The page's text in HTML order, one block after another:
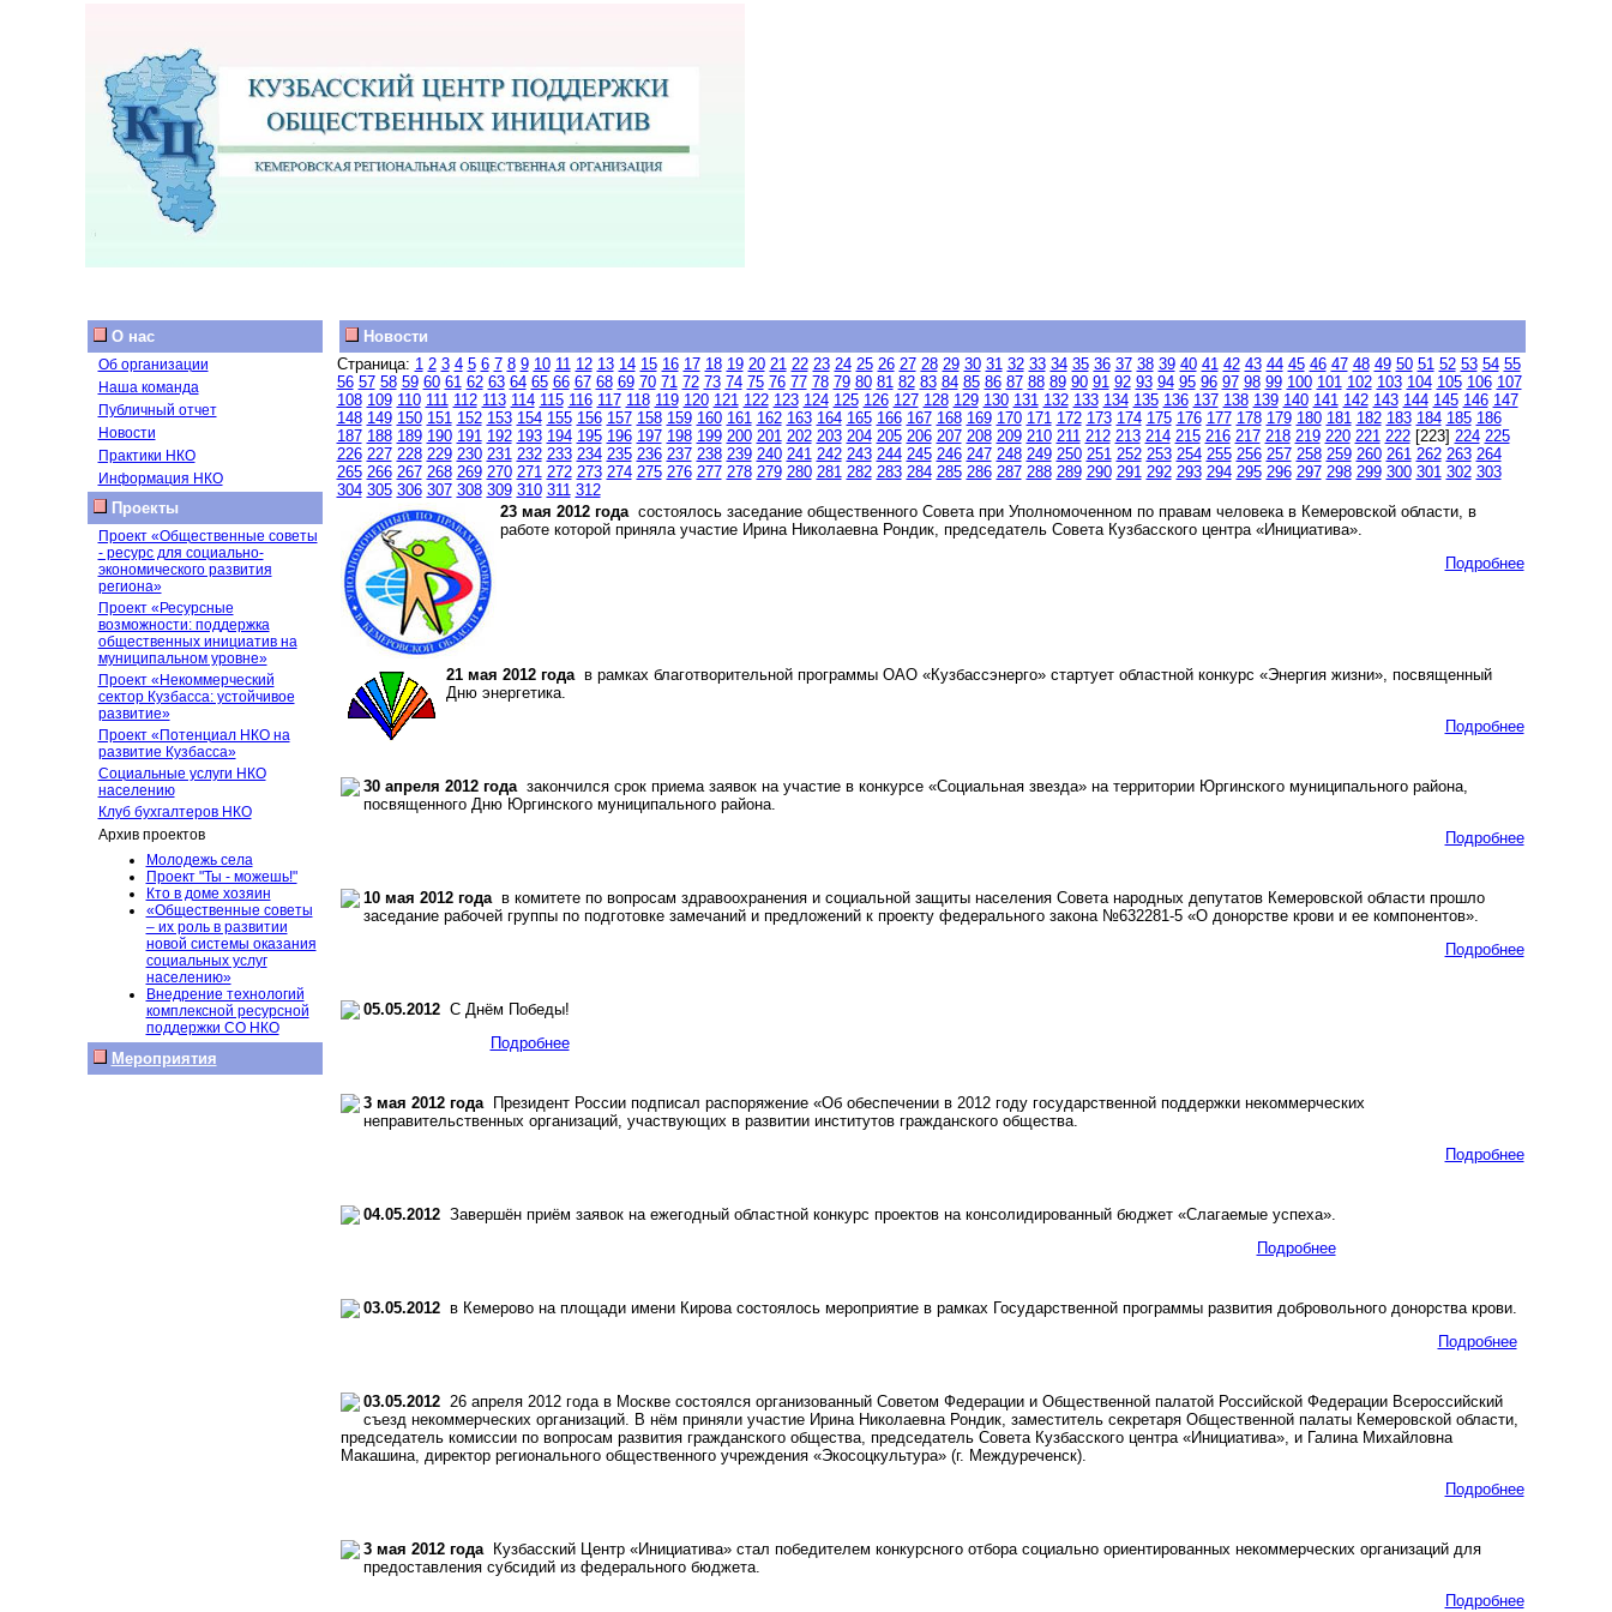
О нас
Об организации
Наша команда
Публичный отчет
Новости
Практики НКО
Информация НКО
Проекты
Проект «Общественные советы
- ресурс для социально-
экономического развития
региона»
Проект «Ресурсные
возможности: поддержка
общественных инициатив на
муниципальном уровне»
Проект «Некоммерческий
сектор Кузбасса: устойчивое
развитие»
Проект «Потенциал НКО на
развитие Кузбасса»
Социальные услуги НКО
населению
Клуб бухгалтеров НКО
Архив проектов
Молодежь села
Проект "Ты - можешь!"
Кто в доме хозяин
«Общественные советы
– их роль в развитии
новой системы оказания
социальных услуг
населению»
Внедрение технологий
комплексной ресурсной
поддержки СО НКО
Мероприятия
Новости
Страница: 1 2 3 4 5 6 7 8 9 10 11 12 13 14 15 16 17 18 19 20 21 22 23 24 25 26 27 28 29 30 31 32 33 34 35 36 37 38 39 40 41 42 43 44 45 46 47 48 49 50 51 52 53 54 55
56 57 58 59 60 61 62 63 64 65 66 67 68 69 70 71 72 73 74 75 76 77 78 79 80 81 82 83 84 85 86 87 88 89 90 91 92 93 94 95 96 97 98 99 100 101 102 103 104 105 106 107
108 109 110 111 112 113 114 115 116 117 118 119 120 121 122 123 124 125 126 127 128 129 130 131 132 133 134 135 136 137 138 139 140 141 142 143 144 145 146 147
148 149 150 151 152 153 154 155 156 157 158 159 160 161 162 163 164 165 166 167 168 169 170 171 172 173 174 175 176 177 178 179 180 181 182 183 184 185 186
187 188 189 190 191 192 193 194 195 196 197 198 199 200 201 202 203 204 205 206 207 208 209 210 211 212 213 214 215 216 217 218 219 220 221 222[223] 224 225
226 227 228 229 230 231 232 233 234 235 236 237 238 239 240 241 242 243 244 245 246 247 248 249 250 251 252 253 254 255 256 257 258 259 260 261 262 263 264
265 266 267 268 269 270 271 272 273 274 275 276 277 278 279 280 281 282 283 284 285 286 287 288 289 290 291 292 293 294 295 296 297 298 299 300 301 302 303
304 305 306 307 308 309 310 311 312
23 мая 2012 годасостоялось заседание общественного Совета при Уполномоченном по правам человека в Кемеровской области, в
работе которой приняла участие Ирина Николаевна Рондик, председатель Совета Кузбасского центра «Инициатива».
Подробнее
21 мая 2012 годав рамках благотворительной программы ОАО «Кузбассэнерго» стартует областной конкурс «Энергия жизни», посвященный
Дню энергетика.
Подробнее
30 апреля 2012 годазакончился срок приема заявок на участие в конкурсе «Социальная звезда» на территории Юргинского муниципального района,
посвященного Дню Юргинского муниципального района.
Подробнее
10 мая 2012 годав комитете по вопросам здравоохранения и социальной защиты населения Совета народных депутатов Кемеровской области прошло
заседание рабочей группы по подготовке замечаний и предложений к проекту федерального закона №632281-5 «О донорстве крови и ее компонентов».
Подробнее
05.05.2012С Днём Победы!
Подробнее
3 мая 2012 годаПрезидент России подписал распоряжение «Об обеспечении в 2012 году государственной поддержки некоммерческих
неправительственных организаций, участвующих в развитии институтов гражданского общества.
Подробнее
04.05.2012Завершён приём заявок на ежегодный областной конкурс проектов на консолидированный бюджет «Слагаемые успеха».
Подробнее
03.05.2012в Кемерово на площади имени Кирова состоялось мероприятие в рамках Государственной программы развития добровольного донорства крови.
Подробнее
03.05.201226 апреля 2012 года в Москве состоялся организованный Советом Федерации и Общественной палатой Российской Федерации Всероссийский
съезд некоммерческих организаций. В нём приняли участие Ирина Николаевна Рондик, заместитель секретаря Общественной палаты Кемеровской области,
председатель комиссии по вопросам развития гражданского общества, председатель Совета Кузбасского центра «Инициатива», и Галина Михайловна
Макашина, директор регионального общественного учреждения «Экосоцкультура» (г. Междуреченск).
Подробнее
3 мая 2012 годаКузбасский Центр «Инициатива» стал победителем конкурсного отбора социально ориентированных некоммерческих организаций для
предоставления субсидий из федерального бюджета.
Подробнее